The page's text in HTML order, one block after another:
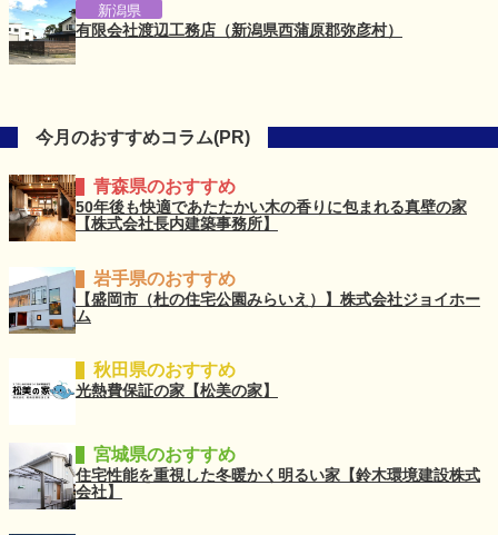
新潟県
有限会社渡辺工務店（新潟県西蒲原郡弥彦村）
今月のおすすめコラム(PR)
青森県のおすすめ
50年後も快適であたたかい木の香りに包まれる真壁の家
【株式会社長内建築事務所】
岩手県のおすすめ
【盛岡市（杜の住宅公園みらいえ）】株式会社ジョイホー
ム
秋田県のおすすめ
光熱費保証の家【松美の家】
宮城県のおすすめ
住宅性能を重視した冬暖かく明るい家【鈴木環境建設株式
会社】